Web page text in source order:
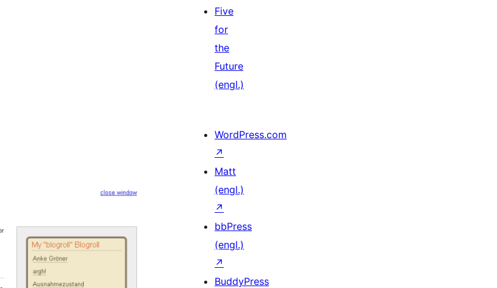
Five
for
the
Future
(engl.)
WordPress.com
↗
Matt
(engl.)
↗
bbPress
(engl.)
↗
BuddyPress